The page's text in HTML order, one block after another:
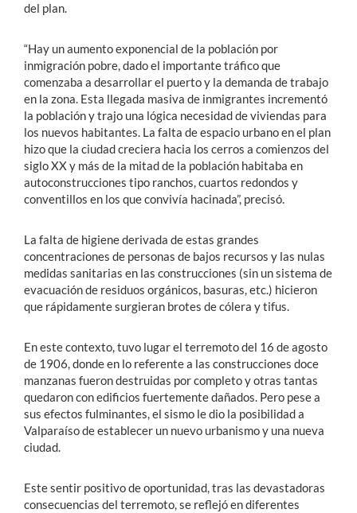
del plan.
“Hay un aumento exponencial de la población por
inmigración pobre, dado el importante tráfico que
comenzaba a desarrollar el puerto y la demanda de trabajo
en la zona. Esta llegada masiva de inmigrantes incrementó
la población y trajo una lógica necesidad de viviendas para
los nuevos habitantes. La falta de espacio urbano en el plan
hizo que la ciudad creciera hacia los cerros a comienzos del
siglo XX y más de la mitad de la población habitaba en
autoconstrucciones tipo ranchos, cuartos redondos y
conventillos en los que convivía hacinada”, precisó.
La falta de higiene derivada de estas grandes
concentraciones de personas de bajos recursos y las nulas
medidas sanitarias en las construcciones (sin un sistema de
evacuación de residuos orgánicos, basuras, etc.) hicieron
que rápidamente surgieran brotes de cólera y tifus.
En este contexto, tuvo lugar el terremoto del 16 de agosto
de 1906, donde en lo referente a las construcciones doce
manzanas fueron destruidas por completo y otras tantas
quedaron con edificios fuertemente dañados. Pero pese a
sus efectos fulminantes, el sismo le dio la posibilidad a
Valparaíso de establecer un nuevo urbanismo y una nueva
ciudad.
Este sentir positivo de oportunidad, tras las devastadoras
consecuencias del terremoto, se reflejó en diferentes